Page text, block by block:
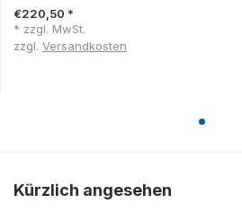
€220,50 *
* zzgl. MwSt.
zzgl. Versandkosten
Kürzlich angesehen